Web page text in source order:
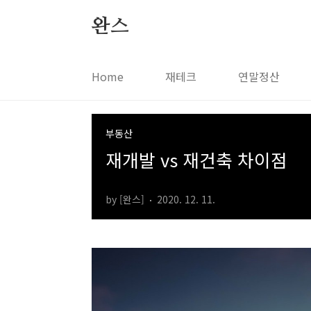
완스
Home 재테크 연말정산
부동산
재개발 vs 재건축 차이점
by [완스] 2020. 12. 11.